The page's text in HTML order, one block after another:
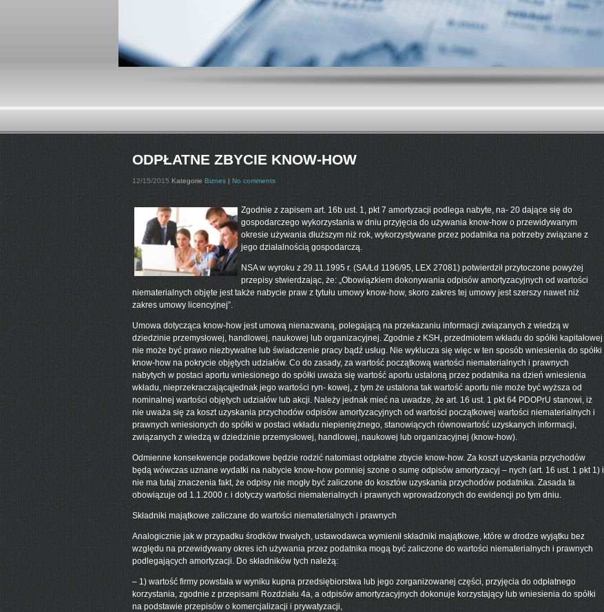
ODPŁATNE ZBYCIE KNOW-HOW
12/15/2015 Kategorie Biznes | No comments
Zgodnie z zapisem art. 16b ust. 1, pkt 7 amortyzacji podlega nabyte, na- 20 dające się do
gospodarczego wykorzystania w dniu przyjęcia do używania know-how o przewidywanym
okresie używania dłuższym niż rok, wykorzystywane przez podatnika na potrzeby związane z
jego działalnością gospodarczą.
NSA w wyroku z 29.11.1995 r. (SA/Łd 1196/95, LEX 27081) potwierdził przytoczone powyżej
przepisy stwierdzając, że: „Obowiązkiem dokonywania odpisów amortyzacyjnych od wartości
niematerialnych objęte jest także nabycie praw z tytułu umowy know-how, skoro zakres tej umowy jest szerszy nawet niż
zakres umowy licencyjnej”.
Umowa dotycząca know-how jest umową nienazwaną, polegającą na przekazaniu informacji związanych z wiedzą w
dziedzinie przemysłowej, handlowej, naukowej lub organizacyjnej. Zgodnie z KSH, przedmiotem wkładu do spółki kapitałowej
nie może być prawo niezbywalne lub świadczenie pracy bądź usług. Nie wyklucza się więc w ten sposób wniesienia do spółki
know-how na pokrycie objętych udziałów. Co do zasady, za wartość początkową wartości niematerialnych i prawnych
nabytych w postaci aportu wniesionego do spółki uważa się wartość aportu ustaloną przez podatnika na dzień wniesienia
wkładu, nieprzekraczającąjednak jego wartości ryn- kowej, z tym że ustalona tak wartość aportu nie może być wyższa od
nominalnej wartości objętych udziałów lub akcji. Należy jednak mieć na uwadze, że art. 16 ust. 1 pkt 64 PDOPrU stanowi, iż
nie uważa się za koszt uzyskania przychodów odpisów amortyzacyjnych od wartości początkowej wartości niematerialnych i
prawnych wniesionych do spółki w postaci wkładu niepieniężnego, stanowiących równowartość uzyskanych informacji,
związanych z wiedzą w dziedzinie przemysłowej, handlowej, naukowej lub organizacyjnej (know-how).
Odmienne konsekwencje podatkowe będzie rodzić natomiast odpłatne zbycie know-how. Za koszt uzyskania przychodów
będą wówczas uznane wydatki na nabycie know-how pomniej szone o sumę odpisów amortyzacyj – nych (art. 16 ust. 1 pkt 1) i
nie ma tutaj znaczenia fakt, że odpisy nie mogły być zaliczone do kosztów uzyskania przychodów podatnika. Zasada ta
obowiązuje od 1.1.2000 r. i dotyczy wartości niematerialnych i prawnych wprowadzonych do ewidencji po tym dniu.
Składniki majątkowe zaliczane do wartości niematerialnych i prawnych
Analogicznie jak w przypadku środków trwałych, ustawodawca wymienił składniki majątkowe, które w drodze wyjątku bez
względu na przewidywany okres ich używania przez podatnika mogą być zaliczone do wartości niematerialnych i prawnych
podlegających amortyzacji. Do składników tych należą:
– 1) wartość firmy powstała w wyniku kupna przedsiębiorstwa lub jego zorganizowanej części, przyjęcia do odpłatnego
korzystania, zgodnie z przepisami Rozdziału 4a, a odpisów amortyzacyjnych dokonuje korzystający lub wniesienia do spółki
na podstawie przepisów o komercjalizacji i prywatyzacji,